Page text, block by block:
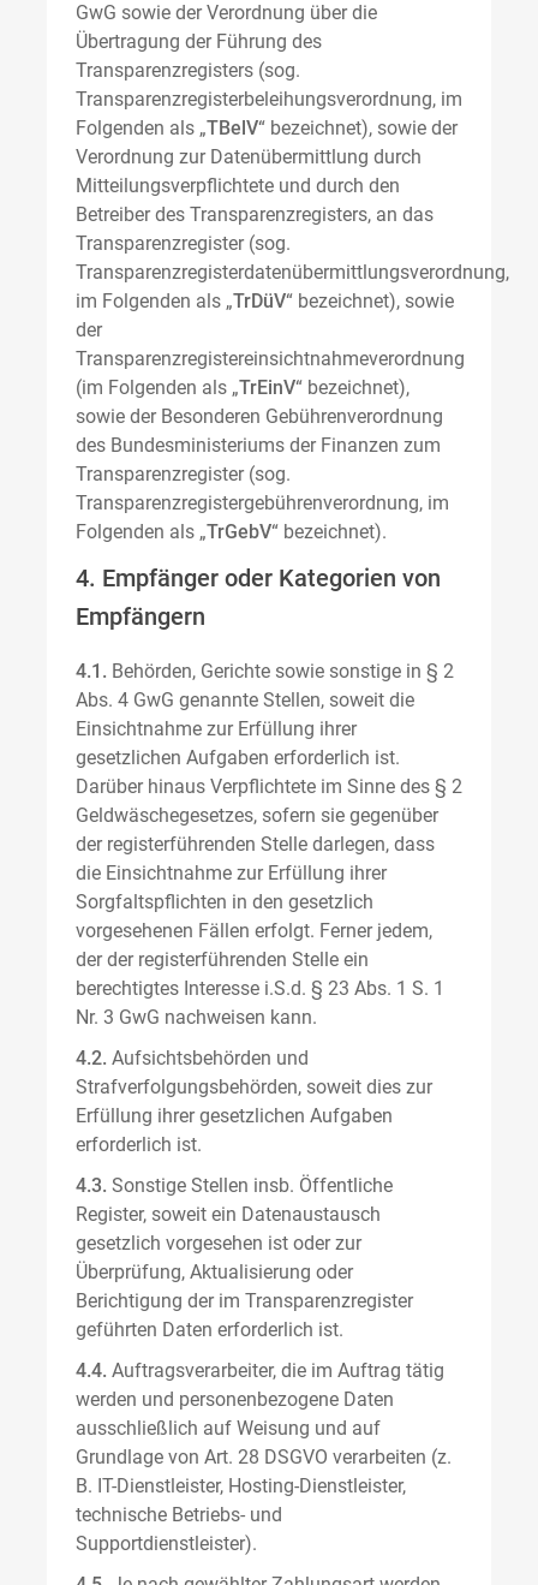
GwG sowie der Verordnung über die
Übertragung der Führung des
Transparenzregisters (sog.
Transparenzregisterbeleihungsverordnung, im
Folgenden als „TBelV“ bezeichnet), sowie der
Verordnung zur Datenübermittlung durch
Mitteilungsverpflichtete und durch den
Betreiber des Transparenzregisters, an das
Transparenzregister (sog.
Transparenzregisterdatenübermittlungsverordnung,
im Folgenden als „TrDüV“ bezeichnet), sowie
der
Transparenzregistereinsichtnahmeverordnung
(im Folgenden als „TrEinV“ bezeichnet),
sowie der Besonderen Gebührenverordnung
des Bundesministeriums der Finanzen zum
Transparenzregister (sog.
Transparenzregistergebührenverordnung, im
Folgenden als „TrGebV“ bezeichnet).
4. Empfänger oder Kategorien von
Empfängern
4.1. Behörden, Gerichte sowie sonstige in § 2
Abs. 4 GwG genannte Stellen, soweit die
Einsichtnahme zur Erfüllung ihrer
gesetzlichen Aufgaben erforderlich ist.
Darüber hinaus Verpflichtete im Sinne des § 2
Geldwäschegesetzes, sofern sie gegenüber
der registerführenden Stelle darlegen, dass
die Einsichtnahme zur Erfüllung ihrer
Sorgfaltspflichten in den gesetzlich
vorgesehenen Fällen erfolgt. Ferner jedem,
der der registerführenden Stelle ein
berechtigtes Interesse i.S.d. § 23 Abs. 1 S. 1
Nr. 3 GwG nachweisen kann.
4.2. Aufsichtsbehörden und
Strafverfolgungsbehörden, soweit dies zur
Erfüllung ihrer gesetzlichen Aufgaben
erforderlich ist.
4.3. Sonstige Stellen insb. Öffentliche
Register, soweit ein Datenaustausch
gesetzlich vorgesehen ist oder zur
Überprüfung, Aktualisierung oder
Berichtigung der im Transparenzregister
geführten Daten erforderlich ist.
4.4. Auftragsverarbeiter, die im Auftrag tätig
werden und personenbezogene Daten
ausschließlich auf Weisung und auf
Grundlage von Art. 28 DSGVO verarbeiten (z.
B. IT-Dienstleister, Hosting-Dienstleister,
technische Betriebs- und
Supportdienstleister).